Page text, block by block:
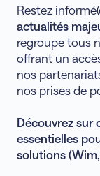
Restez
actualités
regroupe tous
offrant un
nos
nos prises de
Découvrez sur
essentielles
solutions (Wim,